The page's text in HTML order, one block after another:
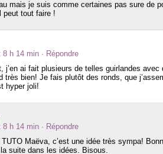
mais je suis comme certaines pas sure de
tout faire !
8 h 14 min · Répondre
j’en ai fait plusieurs de telles guirlandes
très bien! Je fais plutôt des ronds, que
hyper joli!
8 h 14 min · Répondre
TUTO Maëva, c’est une idée très sympa!
la suite dans les idées. Bisous.